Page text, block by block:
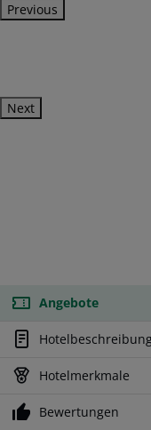
Previous
Next
Angebote
Hotelmerkmale
Bewertungen